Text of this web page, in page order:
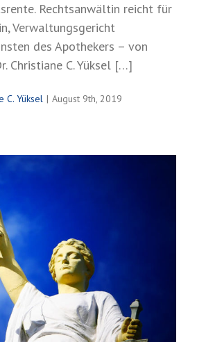
Rechtsanwältin reicht für
Verwaltungsgericht
des Apothekers – von
Christiane C. Yüksel […]
C. Yüksel | August 9th, 2019